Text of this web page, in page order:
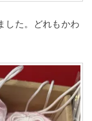
した。どれもかわ